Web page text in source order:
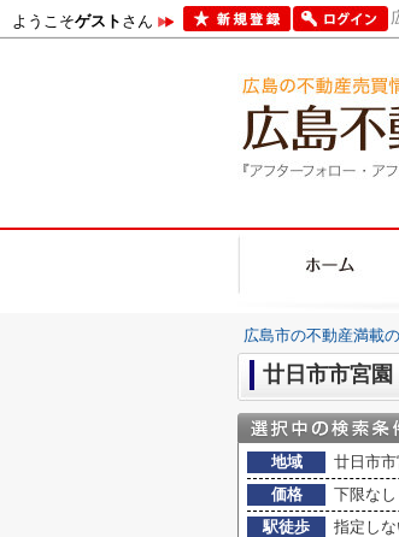
ようこそゲストさん
広島市の不動産満載
廿日市市宮園
地域
廿日市市
価格
下限な
駅徒歩
指定し